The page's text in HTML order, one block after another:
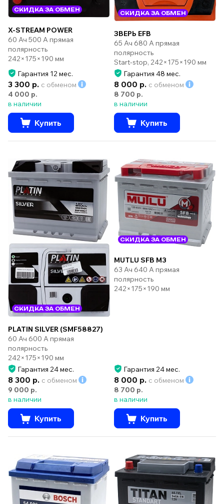
СКИДКА ЗА ОБМЕН
X-STREAM POWER
60 Ач 500 А прямая
полярность
242×175×190 мм
Гарантия 12 мес.
3 300 р. с обменом
4 000 р.
в наличии
Купить
СКИДКА ЗА ОБМЕН
ЗВЕРЬ EFB
65 Ач 680 А прямая
полярность
Start-stop, 242×175×190 мм
Гарантия 48 мес.
8 000 р. с обменом
8 700 р.
в наличии
Купить
СКИДКА ЗА ОБМЕН
PLATIN SILVER (SMF58827)
60 Ач 600 А прямая
полярность
242×175×190 мм
Гарантия 24 мес.
8 300 р. с обменом
9 000 р.
в наличии
Купить
СКИДКА ЗА ОБМЕН
MUTLU SFB M3
63 Ач 640 А прямая
полярность
242×175×190 мм
Гарантия 24 мес.
8 000 р. с обменом
8 700 р.
в наличии
Купить